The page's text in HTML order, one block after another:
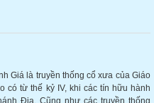
Giá là truyền thống cổ xưa của Giáo
có từ thế kỷ IV, khi các tín hữu hành
Địa. Cũng như các truyền thống